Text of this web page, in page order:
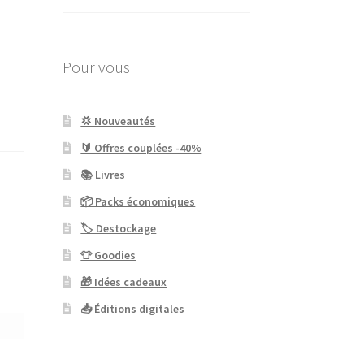
Pour vous
💢 Nouveautés
🔰 Offres couplées -40%
📚 Livres
📦 Packs économiques
🏷 Destockage
👕 Goodies
🎁 Idées cadeaux
📥 Éditions digitales